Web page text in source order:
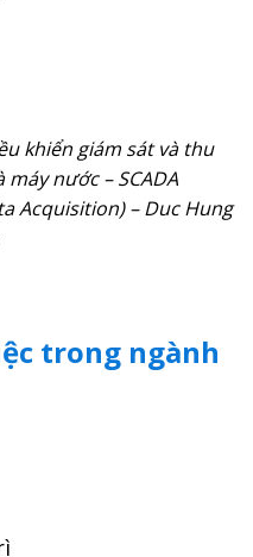
khiển giám sát và thu
nước – SCADA
Acquisition) – Duc Hung
trong ngành